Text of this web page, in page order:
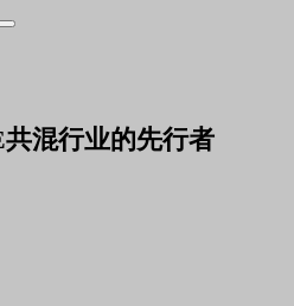
混行业的先行者